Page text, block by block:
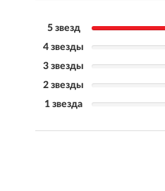
5 звезд
4 звезды
3 звезды
2 звезды
1 звезда